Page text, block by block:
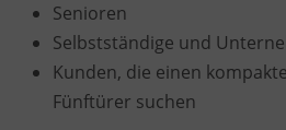
Senioren
Selbstständige und
Kunden, die einen
Fünftürer suchen